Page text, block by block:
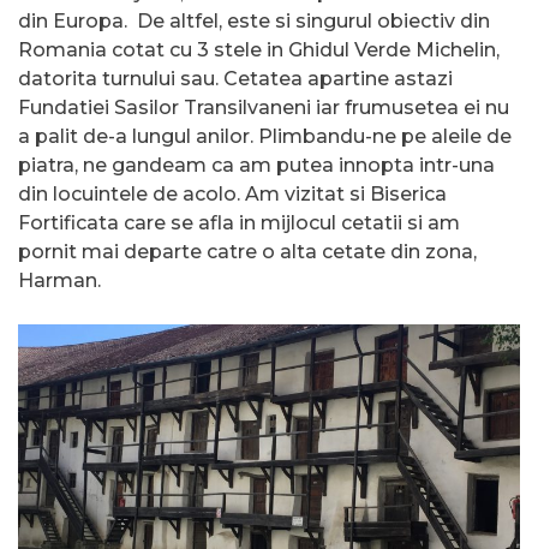
din Europa. De altfel, este si singurul obiectiv din
Romania cotat cu 3 stele in Ghidul Verde Michelin,
datorita turnului sau. Cetatea apartine astazi
Fundatiei Sasilor Transilvaneni iar frumusetea ei nu
a palit de-a lungul anilor. Plimbandu-ne pe aleile de
piatra, ne gandeam ca am putea innopta intr-una
din locuintele de acolo. Am vizitat si Biserica
Fortificata care se afla in mijlocul cetatii si am
pornit mai departe catre o alta cetate din zona,
Harman.